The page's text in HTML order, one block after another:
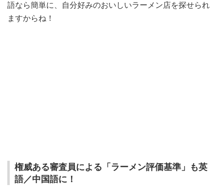
語なら簡単に、自分好みのおいしいラーメン店を探せられ
ますからね！
権威ある審査員による「ラーメン評価基準」も英
語／中国語に！